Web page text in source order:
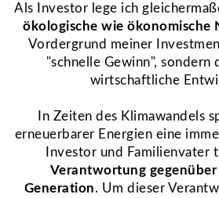
Als Investor lege ich
ökologische wie ökonomische
Vordergrund meiner
"schnelle Gewinn", sondern
wirtschaftliche
In Zeiten des Klimawandels
erneuerbarer Energien eine
Investor und Familienvater
Verantwortung gegenüber
Generation. Um dieser